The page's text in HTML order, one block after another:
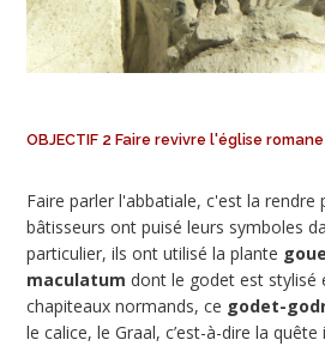
OBJECTIF 2 Faire revivre l'église romane
Faire parler l'abbatiale, c'est la rendre
bâtisseurs ont puisé leurs symboles
particulier, ils ont utilisé la plante
maculatum dont le godet est stylisé
chapiteaux normands, ce godet-
le calice, le Graal, c’est-à-dire la